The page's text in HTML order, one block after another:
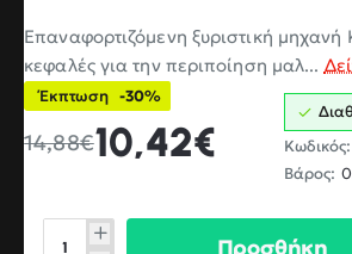
Επαναφορτιζόμενη ξυριστική
κεφαλές για την περιποίηση μαλ...
Έκπτωση -30%
10,42€
14,88€
Κωδικός:
Βάρος:
Προσθήκη